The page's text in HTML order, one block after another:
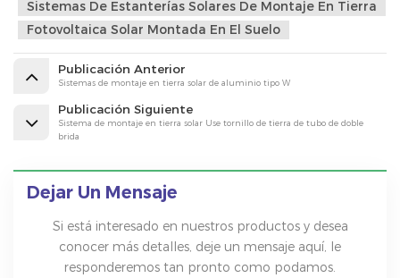
Sistemas De Estanterías Solares De Montaje En Tierra
Fotovoltaica Solar Montada En El Suelo
Publicación Anterior
Sistemas de montaje en tierra solar de aluminio tipo W
Publicación Siguiente
Sistema de montaje en tierra solar Use tornillo de tierra de tubo de doble
brida
Dejar Un Mensaje
Si está interesado en nuestros productos y desea
conocer más detalles, deje un mensaje aquí, le
responderemos tan pronto como podamos.